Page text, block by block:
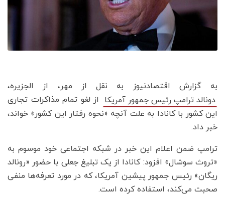
به گزارش اقتصادنیوز به نقل از مهر، از الجزیره،
دونالد ترامپ رئیس جمهور آمریکا
از لغو تمام مذاکرات تجاری
این کشور با کانادا به علت آنچه «نحوه رفتار این کشور» خواند،
خبر داد.
ترامپ ضمن اعلام این خبر در شبکه اجتماعی خود موسوم به
«تروث سوشال» افزود: کانادا از یک تبلیغ جعلی با حضور «رونالد
ریگان» رئیس جمهور پیشین آمریکا، که در مورد تعرفه‌ها منفی
صحبت می‌کند، استفاده کرده است.